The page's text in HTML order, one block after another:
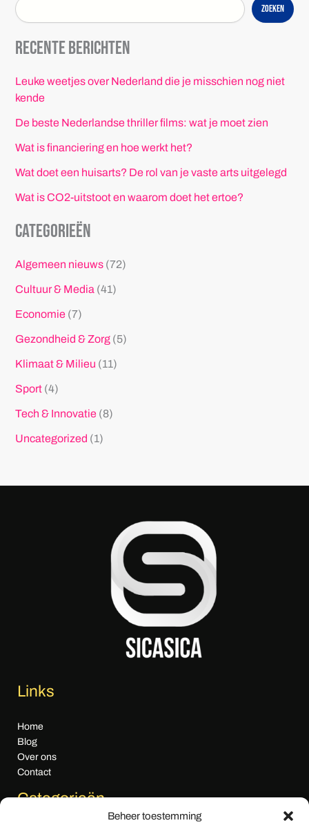
Beheer toestemming
Zoeken
Recente berichten
Leuke weetjes over Nederland die je misschien nog niet
kende
De beste Nederlandse thriller films: wat je moet zien
Wat is financiering en hoe werkt het?
Wat doet een huisarts? De rol van je vaste arts uitgelegd
Wat is CO2-uitstoot en waarom doet het ertoe?
Categorieën
Algemeen nieuws(72)
Cultuur & Media (41)
Economie(7)
Gezondheid & Zorg(5)
Klimaat & Milieu (11)
Sport(4)
Tech & Innovatie(8)
Uncategorized (1)
Links
Home
Blog
Over ons
Contact
Categorieën